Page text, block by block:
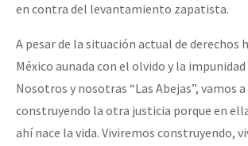
en contra del levantamiento zapatista.
A pesar de la situación actual de derechos
México aunada con el olvido y la impunidad
Nosotros y nosotras “Las Abejas”, vamos
construyendo la otra justicia porque en
ahí nace la vida. Viviremos construyendo,